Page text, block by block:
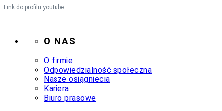
Link do profilu youtube
O NAS
O firmie
Odpowiedzialność społeczna
Nasze osiągniecia
Kariera
Biuro prasowe